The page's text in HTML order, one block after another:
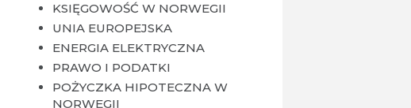
KSIĘGOWOŚĆ W NORWEGII
UNIA EUROPEJSKA
ENERGIA ELEKTRYCZNA
PRAWO I PODATKI
POŻYCZKA HIPOTECZNA W
NORWEGII